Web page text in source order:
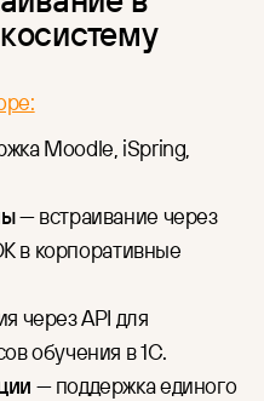
Moodle, iSpring,
— встраивание через
в корпоративные
через API для
обучения в 1С.
— поддержка единого